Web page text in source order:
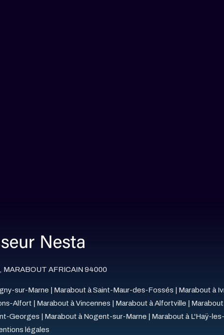
MARABOUT AFRICAIN 94000
sur-Marne Marabout à Saint-Maur-des-Fossés Marabout à
Alfort Marabout à Vincennes Marabout à Alfortville
Georges Marabout à Nogent-sur-Marne
Marabout à L'Haÿ-
légales